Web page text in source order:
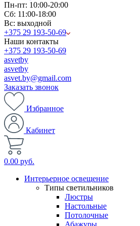
Пн-пт: 10:00-20:00
Сб: 11:00-18:00
Вс: выходной
+375 29 193-50-69
Наши контакты
+375 29 193-50-69
asvetby
asvetby
asvet.by@gmail.com
Заказать звонок
Избранное
Кабинет
0.00 руб.
Интерьерное освещение
Типы светильников
Люстры
Настольные
Потолочные
Абажуры